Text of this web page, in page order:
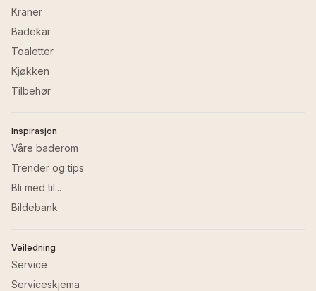
Kraner
Badekar
Toaletter
Kjøkken
Tilbehør
Inspirasjon
Våre baderom
Trender og tips
Bli med til...
Bildebank
Veiledning
Service
Serviceskjema